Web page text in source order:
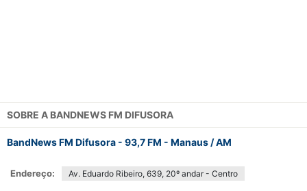
SOBRE A BANDNEWS FM DIFUSORA
BandNews FM Difusora - 93,7 FM - Manaus / AM
Endereço: Av. Eduardo Ribeiro, 639, 20º andar - Centro